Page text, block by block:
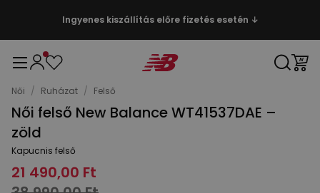
Ingyenes kiszállítás előre fizetés esetén ↓
Női / Ruházat / Felső
Női felső New Balance WT41537DAE –
zöld
Kapucnis felső
21 490,00 Ft